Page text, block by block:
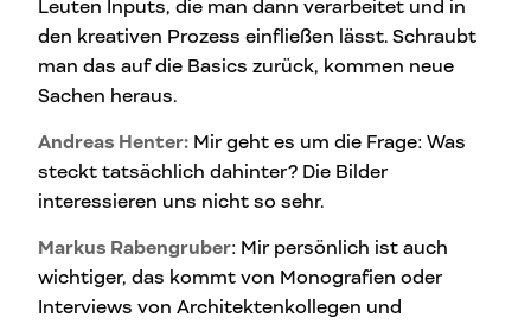
Leuten Inputs, die man dann verarbeitet und in
den kreativen Prozess einfließen lässt. Schraubt
man das auf die Basics zurück, kommen neue
Sachen heraus.
Andreas Henter: Mir geht es um die Frage: Was
steckt tatsächlich dahinter? Die Bilder
interessieren uns nicht so sehr.
Markus Rabengruber: Mir persönlich ist auch
wichtiger, das kommt von Monografien oder
Interviews von Architektenkollegen und